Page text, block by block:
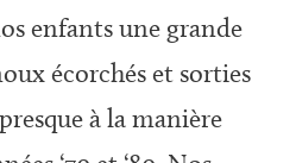
enfants une grande
écorchés et sorties
à la manière